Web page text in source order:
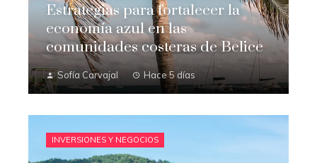
Estrategias para fortalecer la
economía azul en las
comunidades costeras de Belice
Sofía Carvajal Hace 5 días
INVERSIONES Y NEGOCIOS